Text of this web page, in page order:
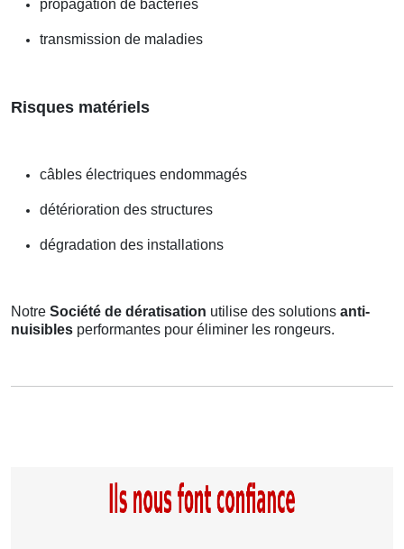
propagation de bactéries
transmission de maladies
Risques matériels
câbles électriques endommagés
détérioration des structures
dégradation des installations
Notre Société de dératisation utilise des solutions anti-
nuisibles performantes pour éliminer les rongeurs.